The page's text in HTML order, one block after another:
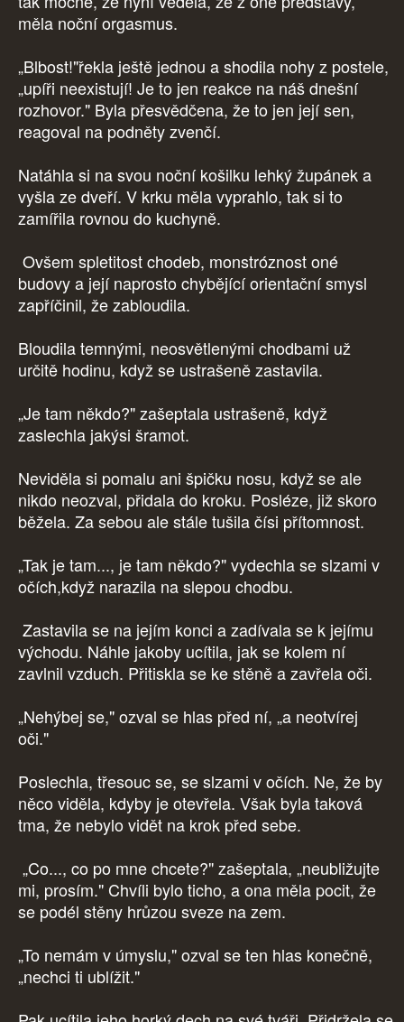
měla noční orgasmus.
„Blbost!"řekla ještě jednou a shodila nohy z postele,
„upíři neexistují! Je to jen reakce na náš dnešní
rozhovor." Byla přesvědčena, že to jen její sen,
reagoval na podněty zvenčí.
Natáhla si na svou noční košilku lehký župánek a
vyšla ze dveří. V krku měla vyprahlo, tak si to
zamířila rovnou do kuchyně.
Ovšem spletitost chodeb, monstróznost oné
budovy a její naprosto chybějící orientační smysl
zapříčinil, že zabloudila.
Bloudila temnými, neosvětlenými chodbami už
určitě hodinu, když se ustrašeně zastavila.
„Je tam někdo?" zašeptala ustrašeně, když
zaslechla jakýsi šramot.
Neviděla si pomalu ani špičku nosu, když se ale
nikdo neozval, přidala do kroku. Posléze, již skoro
běžela. Za sebou ale stále tušila čísi přítomnost.
„Tak je tam..., je tam někdo?" vydechla se slzami v
očích,když narazila na slepou chodbu.
Zastavila se na jejím konci a zadívala se k jejímu
východu. Náhle jakoby ucítila, jak se kolem ní
zavlnil vzduch. Přitiskla se ke stěně a zavřela oči.
„Nehýbej se," ozval se hlas před ní, „a neotvírej
oči."
Poslechla, třesouc se, se slzami v očích. Ne, že by
něco viděla, kdyby je otevřela. Však byla taková
tma, že nebylo vidět na krok před sebe.
„Co..., co po mne chcete?" zašeptala, „neubližujte
mi, prosím." Chvíli bylo ticho, a ona měla pocit, že
se podél stěny hrůzou sveze na zem.
„To nemám v úmyslu," ozval se ten hlas konečně,
„nechci ti ublížit."